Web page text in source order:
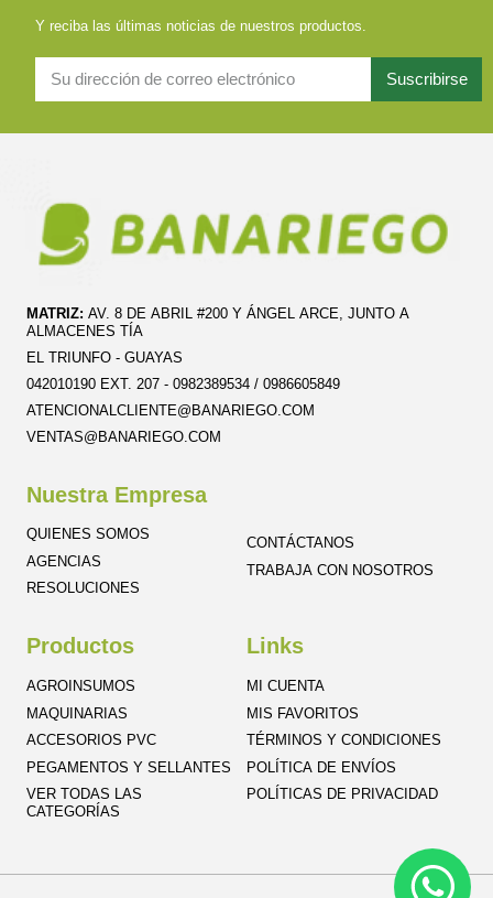
Y reciba las últimas noticias de nuestros productos.
Suscribirse
MATRIZ: AV. 8 DE ABRIL #200 Y ÁNGEL ARCE, JUNTO A
ALMACENES TÍA
EL TRIUNFO - GUAYAS
042010190 EXT. 207 - 0982389534 / 0986605849
ATENCIONALCLIENTE@BANARIEGO.COM
VENTAS@BANARIEGO.COM
Nuestra Empresa
QUIENES SOMOS
AGENCIAS
RESOLUCIONES
CONTÁCTANOS
TRABAJA CON NOSOTROS
Productos
AGROINSUMOS
MAQUINARIAS
ACCESORIOS PVC
PEGAMENTOS Y SELLANTES
VER TODAS LAS
CATEGORÍAS
Links
MI CUENTA
MIS FAVORITOS
TÉRMINOS Y CONDICIONES
POLÍTICA DE ENVÍOS
POLÍTICAS DE PRIVACIDAD